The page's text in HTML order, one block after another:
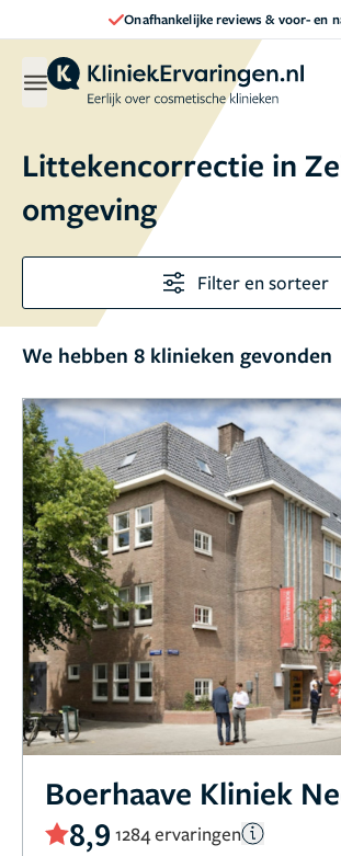
Onafhankelijke reviews & voor- en
Littekencorrectie in
omgeving
Filter en sorteer
We hebben 8 klinieken gevonden
Boerhaave Kliniek
8,9 1284 ervaringen